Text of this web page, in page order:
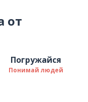
от
Погружайся
Понимай людей